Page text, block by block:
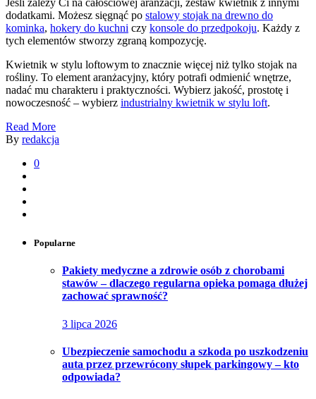
Jeśli zależy Ci na całościowej aranżacji, zestaw kwietnik z innymi
dodatkami. Możesz sięgnąć po stalowy stojak na drewno do
kominka, hokery do kuchni czy konsole do przedpokoju. Każdy z
tych elementów stworzy zgraną kompozycję.
Kwietnik w stylu loftowym to znacznie więcej niż tylko stojak na
rośliny. To element aranżacyjny, który potrafi odmienić wnętrze,
nadać mu charakteru i praktyczności. Wybierz jakość, prostotę i
nowoczesność – wybierz industrialny kwietnik w stylu loft.
Read More
By redakcja
0
Popularne
Pakiety medyczne a zdrowie osób z chorobami
stawów – dlaczego regularna opieka pomaga dłużej
zachować sprawność?
3 lipca 2026
Ubezpieczenie samochodu a szkoda po uszkodzeniu
auta przez przewrócony słupek parkingowy – kto
odpowiada?